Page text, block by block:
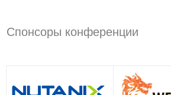
Спонсоры конференции